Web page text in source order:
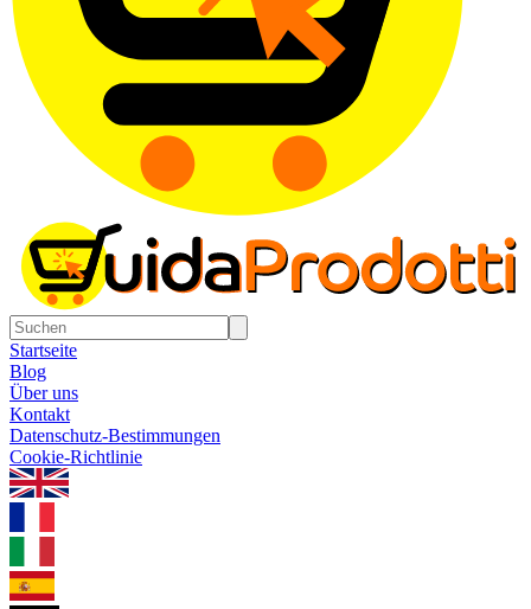
Startseite
Blog
Über uns
Kontakt
Datenschutz-Bestimmungen
Cookie-Richtlinie